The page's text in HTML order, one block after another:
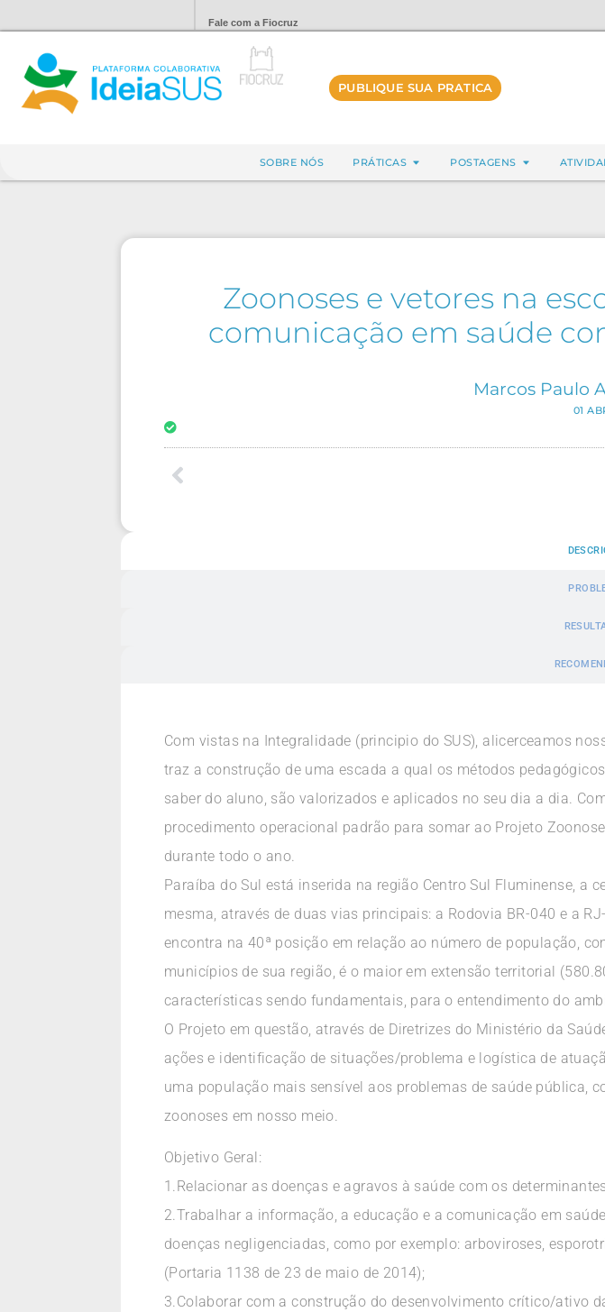
Fale com a Fiocruz
PUBLIQUE SUA PRATICA
SOBRE NÓS PRÁTICAS POSTAGENS
Zoonoses e vetores na
comunicação em saúde
Marcos Paulo
01
Com vistas na Integralidade (principio do SUS), alicerceamos
traz a construção de uma escada a qual os métodos
saber do aluno, são valorizados e aplicados no seu dia a dia.
procedimento operacional padrão para somar ao Projeto
durante todo o ano.
Paraíba do Sul está inserida na região Centro Sul Fluminense, a
mesma, através de duas vias principais: a Rodovia BR-040 e a
encontra na 40ª posição em relação ao número de população,
municípios de sua região, é o maior em extensão territorial
características sendo fundamentais, para o entendimento do
O Projeto em questão, através de Diretrizes do Ministério da
ações e identificação de situações/problema e logística de
uma população mais sensível aos problemas de saúde pública,
zoonoses em nosso meio.
Objetivo Geral:
1.Relacionar as doenças e agravos à saúde com os
2.Trabalhar a informação, a educação e a comunicação em
doenças negligenciadas, como por exemplo: arboviroses,
(Portaria 1138 de 23 de maio de 2014);
3.Colaborar com a construção do desenvolvimento crítico/ativo